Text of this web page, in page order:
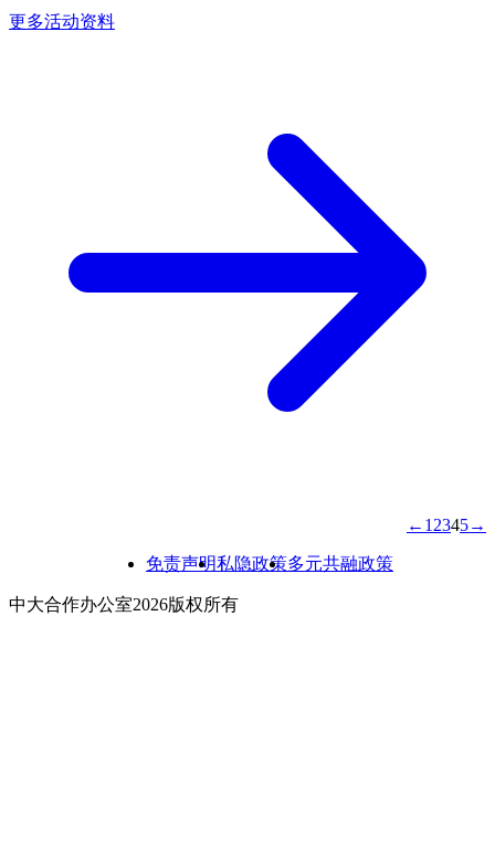
更多活动资料
分
previous
← 1 2345→
免责声明私隐政策多元共融政策
中大合作办公室2026版权所有